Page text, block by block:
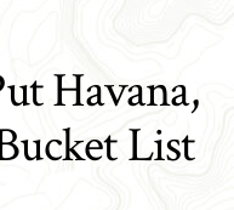
Havana,
List